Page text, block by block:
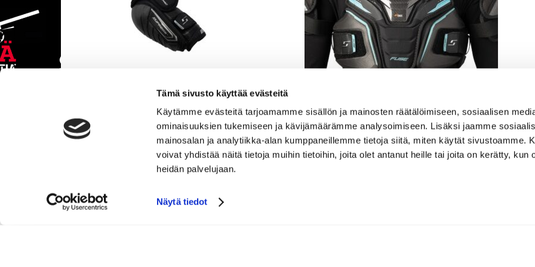
Tämä sivusto käyttää evästeitä
Käytämme evästeitä tarjoamamme sisällön ja mainosten räätälöimiseen, sosiaalisen
ominaisuuksien tukemiseen ja kävijämäärämme analysoimiseen. Lisäksi jaamme
mainosalan ja analytiikka-alan kumppaneillemme tietoja siitä, miten käytät sivustoamme.
voivat yhdistää näitä tietoja muihin tietoihin, joita olet antanut heille tai joita on kerätty, kun
heidän palvelujaan.
Näytä tiedot
BAUER HOCKEY S26 SUPREME F50 PRO
ELBOW PAD-JR
99.90
BAUER HOCKEY S26 SUPREME FUSE
SHOULDER PAD-INT
189.90